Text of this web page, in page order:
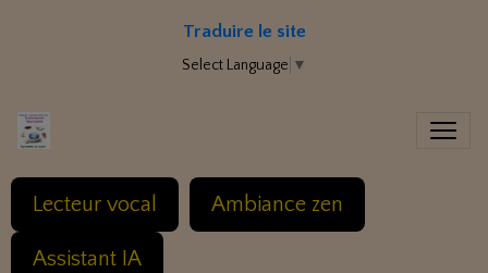
Traduire le site
Select Language ▼
Lecteur vocal Ambiance zen
Assistant IA